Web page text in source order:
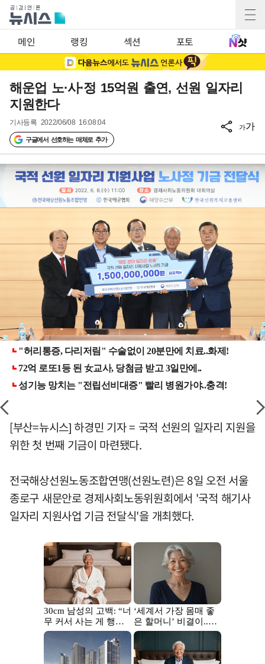
메인 랭킹 섹션 포토
해운업 노·사·정 15억원 출연, 선원 일자리
지원한다
기사등록 2022/06/08 16:08:04
구글에서 선호하는 매체로 추가
가가
[부산=뉴시스] 하경민 기자 = 국적 선원의 일자리 지원을
위한 첫 번째 기금이 마련됐다.
전국해상선원노동조합연맹(선원노련)은 8일 오전 서울
종로구 새문안로 경제사회노동위원회에서 '국적 해기사
일자리 지원사업 기금 전달식'을 개최했다.